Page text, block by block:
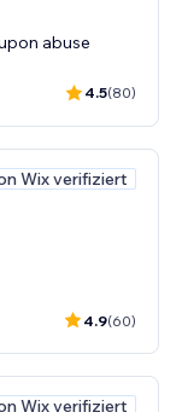
abuse
4.5(80)
Wix verifiziert
4.9(60)
Wix verifiziert